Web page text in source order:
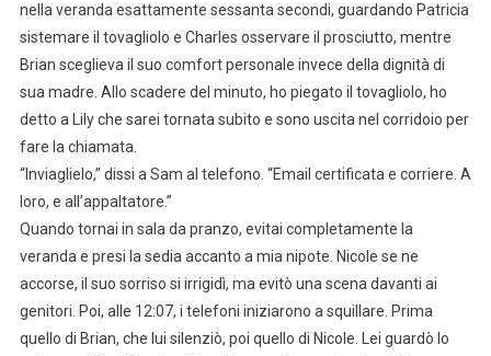
nella veranda esattamente sessanta secondi, guardando Patricia
sistemare il tovagliolo e Charles osservare il prosciutto, mentre
Brian sceglieva il suo comfort personale invece della dignità di
sua madre. Allo scadere del minuto, ho piegato il tovagliolo, ho
detto a Lily che sarei tornata subito e sono uscita nel corridoio per
fare la chiamata.
“Inviaglielo,” dissi a Sam al telefono. “Email certificata e corriere. A
loro, e all’appaltatore.”
Quando tornai in sala da pranzo, evitai completamente la
veranda e presi la sedia accanto a mia nipote. Nicole se ne
accorse, il suo sorriso si irrigidì, ma evitò una scena davanti ai
genitori. Poi, alle 12:07, i telefoni iniziarono a squillare. Prima
quello di Brian, che lui silenziò, poi quello di Nicole. Lei guardò lo